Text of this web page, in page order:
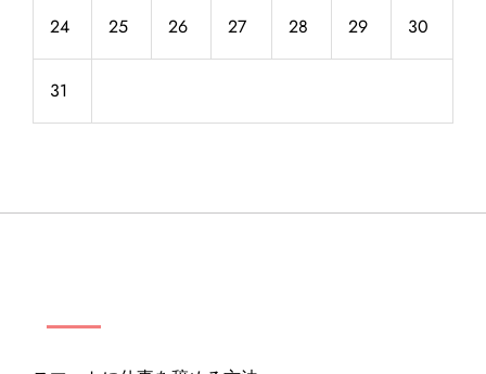
24 25 26 27 28 29 30
31